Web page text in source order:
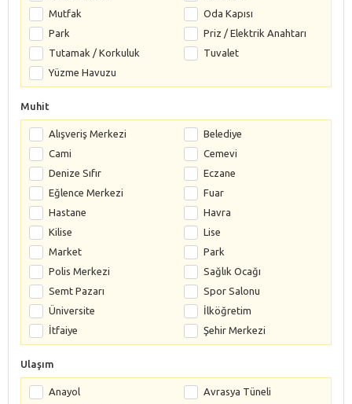
Mutfak
Oda Kapısı
Park
Priz / Elektrik Anahtarı
Tutamak / Korkuluk
Tuvalet
Yüzme Havuzu
Muhit
Alışveriş Merkezi
Belediye
Cami
Cemevi
Denize Sıfır
Eczane
Eğlence Merkezi
Fuar
Hastane
Havra
Kilise
Lise
Market
Park
Polis Merkezi
Sağlık Ocağı
Semt Pazarı
Spor Salonu
Üniversite
İlköğretim
İtfaiye
Şehir Merkezi
Ulaşım
Anayol
Avrasya Tüneli